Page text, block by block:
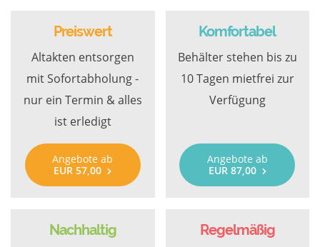
Preiswert
Altakten entsorgen
mit Sofortabholung -
nur ein Termin & alles
ist erledigt
Angebote ab
EUR 57,00
Komfortabel
Behälter stehen bis zu
10 Tagen mietfrei zur
Verfügung
Angebote ab
EUR 87,00
Nachhaltig Regelmäßig